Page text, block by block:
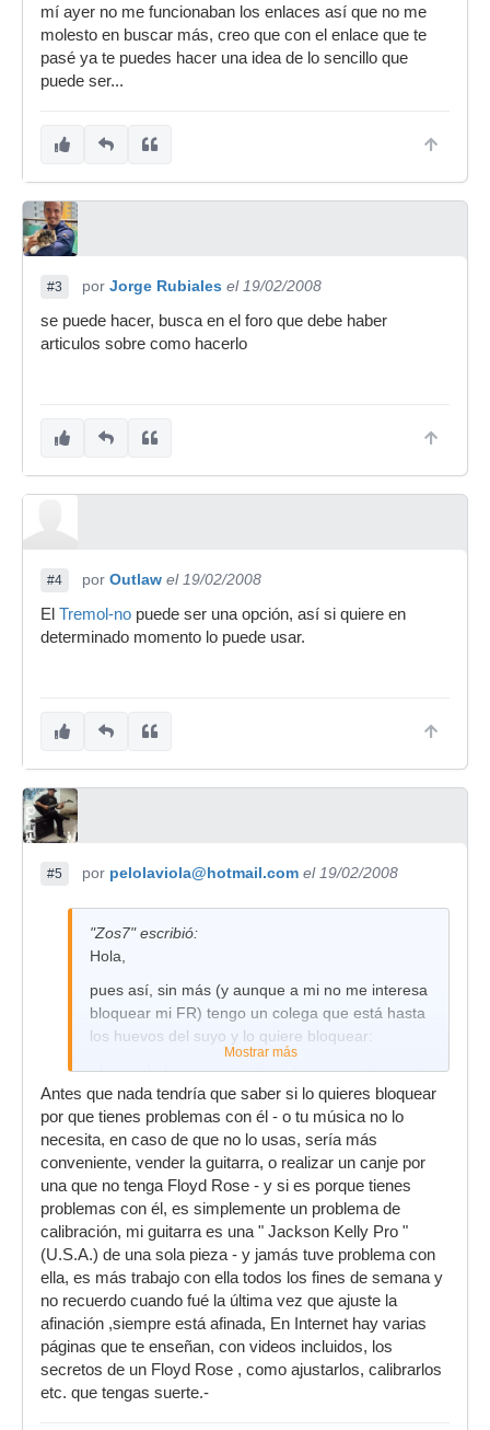
mí ayer no me funcionaban los enlaces así que no me
molesto en buscar más, creo que con el enlace que te
pasé ya te puedes hacer una idea de lo sencillo que
puede ser...
#3 por Jorge Rubiales el 19/02/2008
se puede hacer, busca en el foro que debe haber
articulos sobre como hacerlo
#4 por Outlaw el 19/02/2008
El Tremol-no puede ser una opción, así si quiere en
determinado momento lo puede usar.
#5 por pelolaviola@hotmail.com el 19/02/2008
"Zos7" escribió:
Hola,
pues así, sin más (y aunque a mi no me interesa
bloquear mi FR) tengo un colega que está hasta
los huevos del suyo y lo quiere bloquear:
¿lo puedo hacer yo mismo o tiene que intervenir
un luthier?
si alguien puede indicarme se lo agradecería
Mostrar más
Antes que nada tendría que saber si lo quieres bloquear
por que tienes problemas con él - o tu música no lo
necesita, en caso de que no lo usas, sería más
conveniente, vender la guitarra, o realizar un canje por
una que no tenga Floyd Rose - y si es porque tienes
problemas con él, es simplemente un problema de
calibración, mi guitarra es una " Jackson Kelly Pro "
(U.S.A.) de una sola pieza - y jamás tuve problema con
ella, es más trabajo con ella todos los fines de semana y
no recuerdo cuando fué la última vez que ajuste la
afinación ,siempre está afinada, En Internet hay varias
páginas que te enseñan, con videos incluidos, los
secretos de un Floyd Rose , como ajustarlos, calibrarlos
etc. que tengas suerte.-